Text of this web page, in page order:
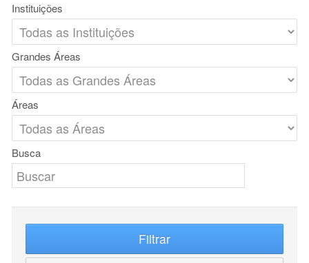
Instituições
Grandes Áreas
Áreas
Busca
Filtrar